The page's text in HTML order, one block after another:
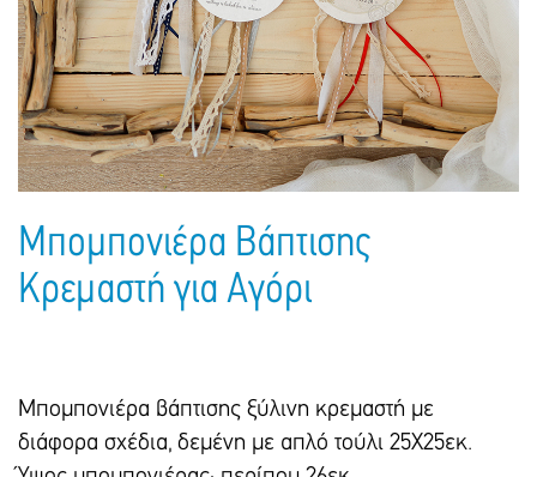
Πακέτα Δώρων
Σακούλες
Τσάντες - Ποδιές - Ομπρέλες
Βιβλία
Παιδικό Πάρτι
Παιδικά Είδη
Ημερολόγια - Ατζέντες
Γραφική Ύλη
Είδη Γραφείου
Τετράδια - Φάκελοι
Μπομπονιέρα Βάπτισης
Κρεμαστή για Αγόρι
Μπομπονιέρα βάπτισης ξύλινη κρεμαστή με
διάφορα σχέδια, δεμένη με απλό τούλι 25Χ25εκ.